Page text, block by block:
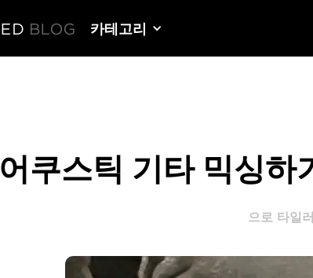
카테고리
어쿠스틱 기타 믹싱하
으로 타일